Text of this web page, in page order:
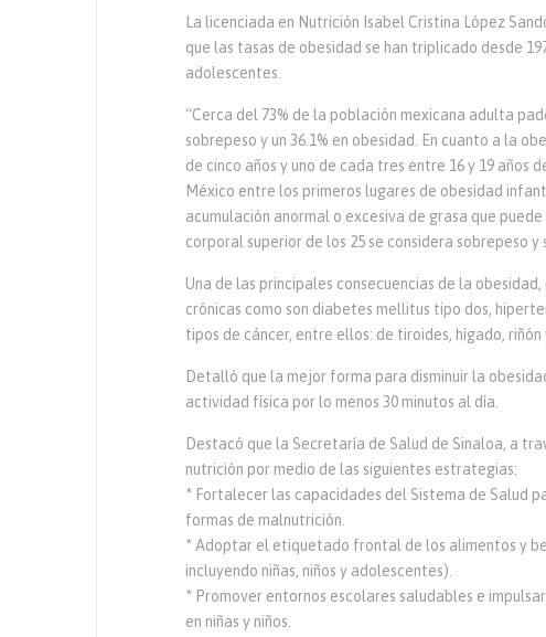
La licenciada en Nutrición Isabel Cristina López
que las tasas de obesidad se han triplicado desde
adolescentes.
“Cerca del 73% de la población mexicana adulta
sobrepeso y un 36.1% en obesidad. En cuanto a la
de cinco años y uno de cada tres entre 16 y 19 años
México entre los primeros lugares de obesidad
acumulación anormal o excesiva de grasa que
corporal superior de los 25 se considera sobrepeso y
Una de las principales consecuencias de la
crónicas como son diabetes mellitus tipo dos,
tipos de cáncer, entre ellos: de tiroides, hígado,
Detalló que la mejor forma para disminuir la
actividad física por lo menos 30 minutos al día.
Destacó que la Secretaría de Salud de Sinaloa, a
nutrición por medio de las siguientes estrategias:
* Fortalecer las capacidades del Sistema de Salud
formas de malnutrición.
* Adoptar el etiquetado frontal de los alimentos y
incluyendo niñas, niños y adolescentes).
* Promover entornos escolares saludables e
en niñas y niños.